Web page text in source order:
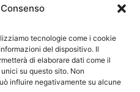
tecnologie come i cookie
del dispositivo. Il
di elaborare dati come il
su questo sito. Non
influire negativamente su alcune
social